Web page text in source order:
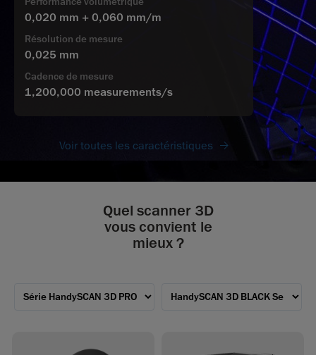
0,020 mm + 0,060 mm/m
Résolution de mesure
0,025 mm
Cadence de mesure
1,200,000 measurements/s
Voir toutes les caractéristiques
Quel scanner 3D
vous convient le
mieux ?